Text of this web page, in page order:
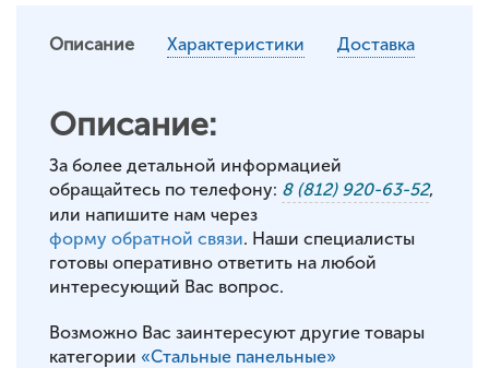
Описание Характеристики Доставка
Описание:
За более детальной информацией
обращайтесь по телефону: 8 (812) 920-63-52,
или напишите нам через
форму обратной связи. Наши специалисты
готовы оперативно ответить на любой
интересующий Вас вопрос.
Возможно Вас заинтересуют другие товары
категории «Стальные панельные»